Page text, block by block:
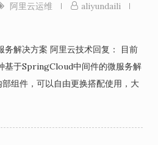
阿里云运维
aliyundaili
务解决方案 阿里云技术回复： 目前
基于SpringCloud中间件的微服务解
组件，可以自由更换搭配使用，大